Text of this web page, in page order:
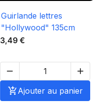
Guirlande lettres
"Hollywood" 135cm
3,49 €


Ajouter au panier